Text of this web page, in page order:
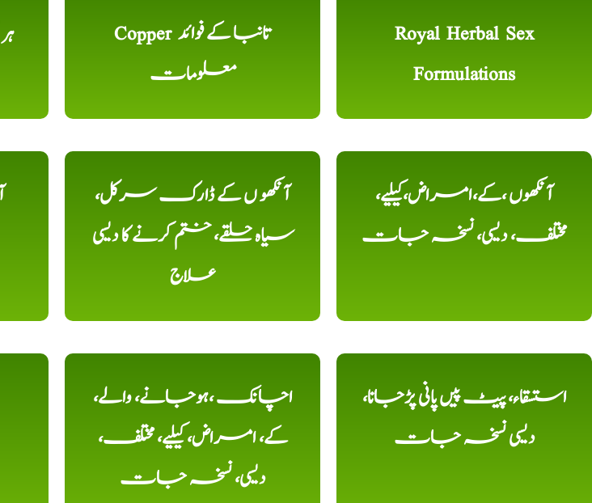
Copper تانبا کے فوائد
معلومات
Royal Herbal Sex
Formulations
آنکھو ں کے ڈارک سرکل،
سیاہ حلقے، ختم کرنے کا دیسی
علاج
آنکھوں ،کے،امراض،کیلیے،
مختلف، دیسی، نسخہ جات
اچانک ،ہوجانے، والے،
کے، امراض، کیلیے، مختلف،
دیسی، نسخہ جات
استسقاء، پیٹ پیں پانی پڑجانا،
دیسی نسخہ جات